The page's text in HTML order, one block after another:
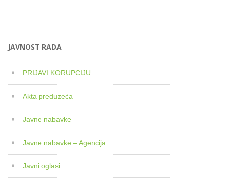
JAVNOST RADA
PRIJAVI KORUPCIJU
Akta preduzeća
Javne nabavke
Javne nabavke – Agencija
Javni oglasi